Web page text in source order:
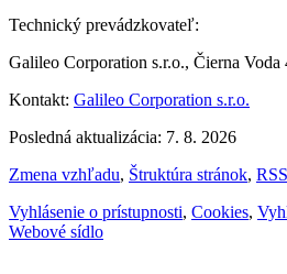
Technický prevádzkovateľ:
Galileo Corporation s.r.o., Čierna Voda
Kontakt: Galileo Corporation s.r.o.
Posledná aktualizácia: 7. 8. 2026
Zmena vzhľadu, Štruktúra stránok, RSS
Vyhlásenie o prístupnosti, Cookies,
Webové sídlo